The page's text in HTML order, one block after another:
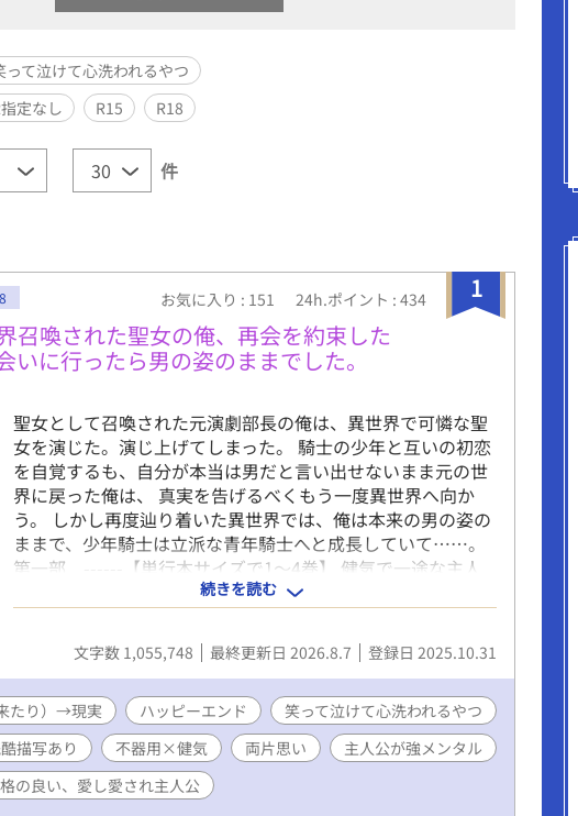
って泣けて心洗われるやつ
定なし R15 R18
件
1
お気に入り : 151 24h.ポイント : 434
召喚された聖女の俺、再会を約束した
いに行ったら男の姿のままでした。
聖女として召喚された元演劇部長の俺は、異世界で可憐な聖
女を演じた。演じ上げてしまった。 騎士の少年と互いの初恋
を自覚するも、自分が本当は男だと言い出せないまま元の世
界に戻った俺は、 真実を告げるべくもう一度異世界へ向か
う。 しかし再度辿り着いた異世界では、俺は本来の男の姿の
ままで、少年騎士は立派な青年騎士へと成長していて……。
第一部 ------【単行本サイズで1～4巻】 健気で一途な主人
公と、なかなか真実に辿り着けない不器用ド真面目青年騎士
が、 巡礼の旅の中で、互いに相手を想いつつも絶妙にすれ違
う、 両片思いのじれもだファンタジーBLです。(最終的に2CP
成立します) 『メインCPがくっつくまでを読みたい』という
すので、スッキリ読了できます。 第二部 ------【5巻～】
『くっついたCPが支え合う姿が読みたい』という方と 『いや
いや世界を救うまでが聖女物だろ!!』という方には ここから
が本番です。 異世界の闇を明かして人々の救済を目指しま
続きを読む
文字数 1,055,748 最終更新日 2026.8.7 登録日 2025.10.31
たり）→現実 ハッピーエンド
笑って泣けて心洗われるやつ
描写あり 不器用×健気 両片思い
主人公が強メンタル
の良い、愛し愛され主人公